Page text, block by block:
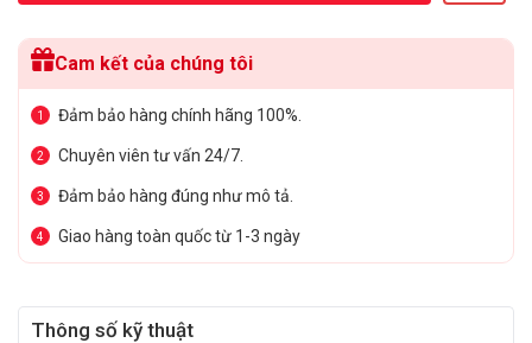
Cam kết của chúng tôi
1 Đảm bảo hàng chính hãng 100%.
2 Chuyên viên tư vấn 24/7.
3 Đảm bảo hàng đúng như mô tả.
4 Giao hàng toàn quốc từ 1-3 ngày
Thông số kỹ thuật